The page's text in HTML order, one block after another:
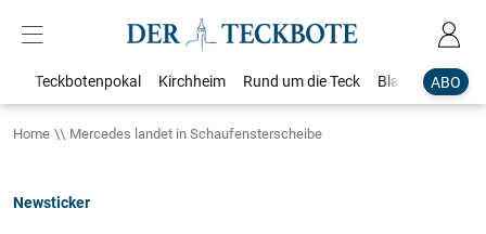
ABO
Teckbotenpokal Kirchheim Rund um die Teck Blaulicht
Home Mercedes landet in Schaufensterscheibe
Newsticker